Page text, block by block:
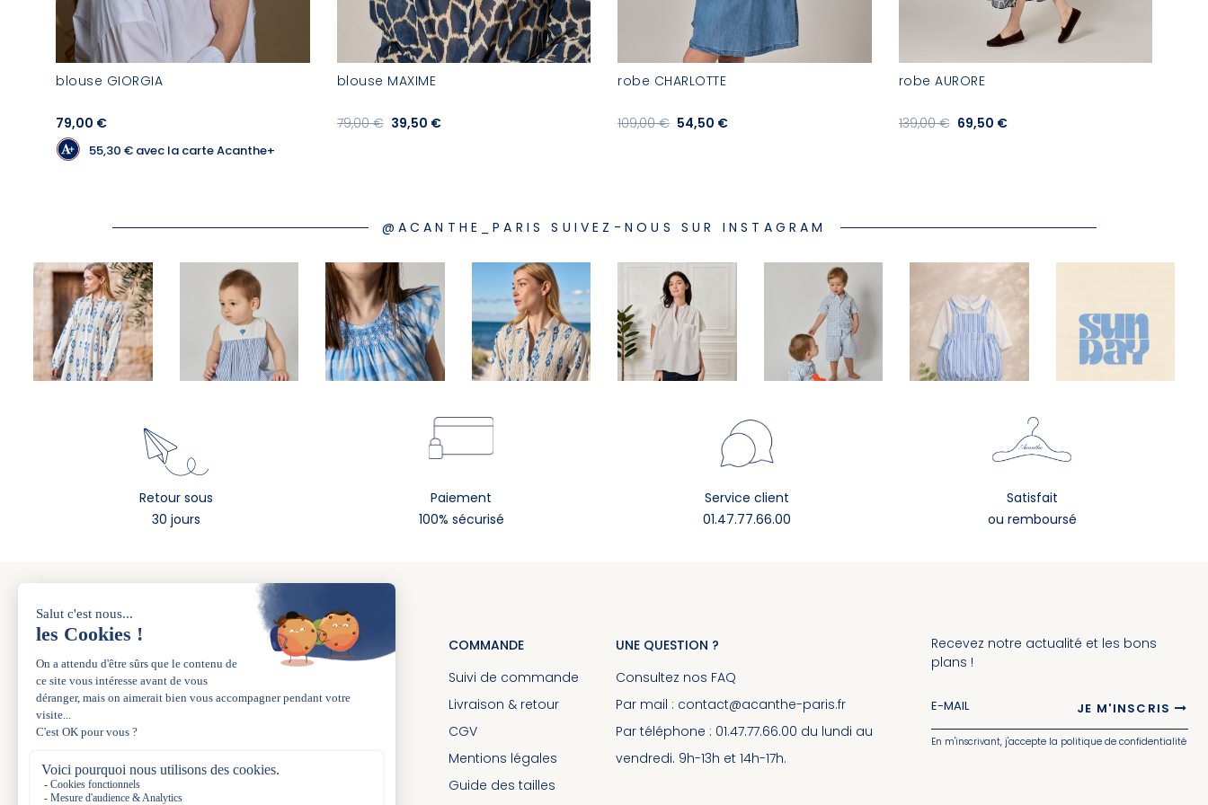
blouse GIORGIA
79,00 €
55,30 € avec la carte Acanthe+
blouse MAXIME
39,50 €
79,00 €
robe CHARLOTTE
54,50 €
109,00 €
robe AURORE
69,50 €
139,00 €
@ACANTHE_PARIS SUIVEZ-NOUS SUR INSTAGRAM
Retour sous
30 jours
Paiement
100% sécurisé
Service client
01.47.77.66.00
Satisfait
ou remboursé
L’esprit de famille depuis 1983
A PROPOS
Nos boutiques
COMMANDE
Suivi de commande
Livraison & retour
CGV
Mentions légales
Guide des tailles
UNE QUESTION ?
Consultez nos FAQ
Par mail : contact@acanthe-paris.fr
Par téléphone : 01.47.77.66.00 du lundi au
vendredi. 9h-13h et 14h-17h.
Recevez notre actualité et les bons
plans !
JE M'INSCRIS
En m'inscrivant, j'accepte la politique de confidentialité